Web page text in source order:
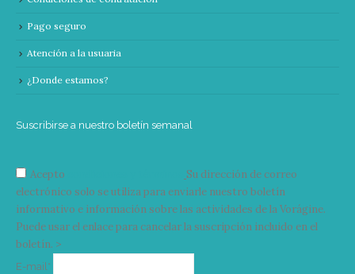
Pago seguro
Atención a la usuaria
¿Donde estamos?
Suscribirse a nuestro boletín semanal
Acepto
Su dirección de correo
electrónico solo se utiliza para enviarle nuestro boletín
informativo e información sobre las actividades de la Vorágine.
Puede usar el enlace para cancelar la suscripción incluido en el
boletín. >
E-mail*